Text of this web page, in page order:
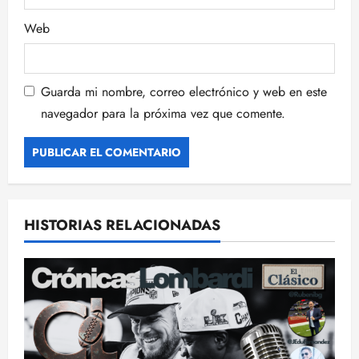
s
Web
Guarda mi nombre, correo electrónico y web en este
navegador para la próxima vez que comente.
HISTORIAS RELACIONADAS